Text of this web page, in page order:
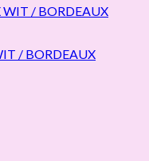
/ BORDEAUX